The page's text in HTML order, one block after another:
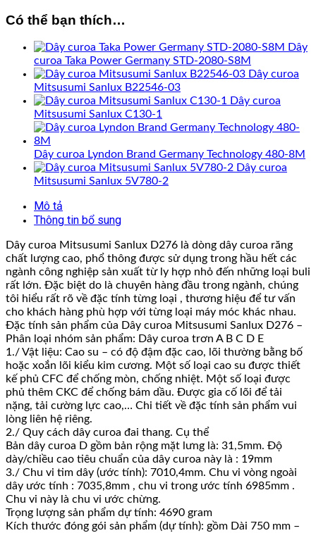
Có thể bạn thích…
Dây
curoa Taka Power Germany STD-2080-S8M
Dây curoa
Mitsusumi Sanlux B22546-03
Dây curoa
Mitsusumi Sanlux C130-1
Dây curoa Lyndon Brand Germany Technology 480-8M
Dây curoa
Mitsusumi Sanlux 5V780-2
Mô tả
Thông tin bổ sung
Dây curoa Mitsusumi Sanlux D276 là dòng dây curoa răng
chất lượng cao, phổ thông được sử dụng trong hầu hết các
ngành công nghiệp sản xuất từ ly hợp nhỏ đến những loại buli
rất lớn. Đặc biệt do là chuyên hàng đầu trong ngành, chúng
tôi hiểu rất rõ về đặc tính từng loại , thương hiệu để tư vấn
cho khách hàng phù hợp với từng loại máy móc khác nhau.
Đặc tính sản phẩm của Dây curoa Mitsusumi Sanlux D276 –
Phân loại nhóm sản phẩm: Dây curoa trơn A B C D E
1./ Vật liệu: Cao su – có độ đậm đặc cao, lõi thường bằng bố
hoặc xoắn lõi kiểu kim cương. Một số loại cao su được thiết
kế phủ CFC để chống mòn, chống nhiệt. Một số loại được
phủ thêm CKC để chống bám dầu. Được gia cố lõi để tải
nặng, tải cường lực cao,… Chi tiết về đặc tính sản phẩm vui
lòng liên hệ riêng.
2./ Quy cách dây curoa đai thang. Cụ thể
Bản dây curoa D gồm bản rộng mặt lưng là: 31,5mm. Độ
dày/chiều cao tiêu chuẩn của dây curoa này là : 19mm
3./ Chu vi tim dây (ước tính): 7010,4mm. Chu vi vòng ngoài
dây ước tính : 7035,8mm , chu vi trong ước tính 6985mm .
Chu vi này là chu vi ước chừng.
Trọng lượng sản phẩm dự tính: 4690 gram
Kích thước đóng gói sản phẩm (dự tính): gồm Dài 750 mm –